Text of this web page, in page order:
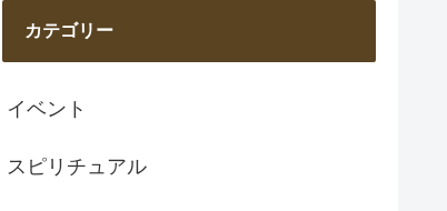
カテゴリー
イベント
スピリチュアル